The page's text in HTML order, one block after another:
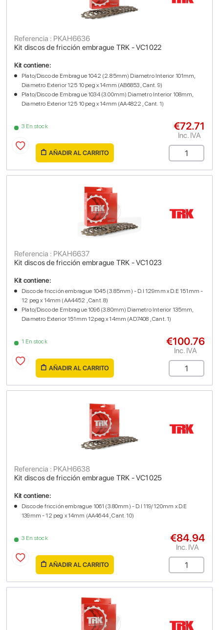
Kit discos de fricción embrague TRK - VC1022
Referencia : PKAH6636
3 En stock
Kit contiene:
Plato/Disco de Embrague 1042 (2.85mm) Diametro Interior 101mm,
Diametro Exterior 125 10 peg x 14mm (AB6853 , Cant. 9)
Plato/Disco de Embrague 1034 (3.00mm) Diametro Interior 108mm,
Diametro Exterior 125 10 peg x 14mm (AA4822 , Cant. 1)
€72.71
Inc. IVA
AÑADIR AL CARRITO
Kit discos de fricción embrague TRK - VC1023
Referencia : PKAH6637
1 En stock
Kit contiene:
Disco de fricción embrague 1045 (3.85mm) - D.I 129mm x D.E 151mm -
12 peg x 14mm (AA4452 , Cant. 8)
Plato/Disco de Embrague 1096 (3.80mm) Diametro Interior 135mm,
Diametro Exterior 151mm 12peg x 14mm (AD7408 , Cant. 1)
€100.76
Inc. IVA
AÑADIR AL CARRITO
Kit discos de fricción embrague TRK - VC1025
Referencia : PKAH6638
3 En stock
Kit contiene:
Disco de fricción embrague 1061 (3.80mm) - D.I 119/120mm x D.E
139mm - 12 peg x 14mm (AA4644 , Cant. 10)
€84.94
Inc. IVA
AÑADIR AL CARRITO